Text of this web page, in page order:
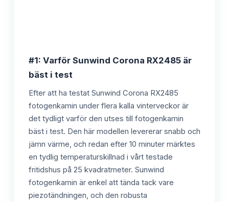
#1: Varför Sunwind Corona RX2485 är
bäst i test
Efter att ha testat Sunwind Corona RX2485
fotogenkamin under flera kalla vinterveckor är
det tydligt varför den utses till fotogenkamin
bäst i test. Den här modellen levererar snabb och
jämn värme, och redan efter 10 minuter märktes
en tydlig temperaturskillnad i vårt testade
fritidshus på 25 kvadratmeter. Sunwind
fotogenkamin är enkel att tända tack vare
piezotändningen, och den robusta